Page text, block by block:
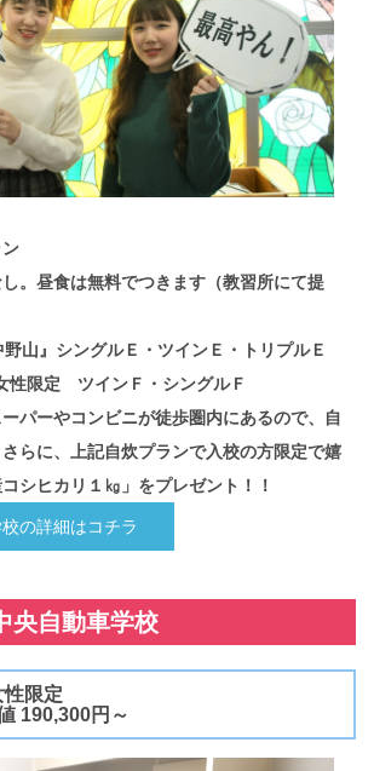
。昼食は無料でつきます（教習所にて提
山』シングルＥ・ツインＥ・トリプルＥ
性限定 ツインＦ・シングルＦ
パーやコンビニが徒歩圏内にあるので、自
らに、上記自炊プランで入校の方限定で嬉
シヒカリ１㎏」をプレゼント！！
の詳細はコチラ
自動車学校
性限定
190,300円～